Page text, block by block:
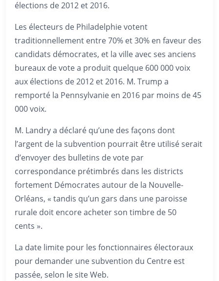
élections de 2012 et 2016.
Les électeurs de Philadelphie votent
traditionnellement entre 70% et 30% en faveur des
candidats démocrates, et la ville avec ses anciens
bureaux de vote a produit quelque 600 000 voix
aux élections de 2012 et 2016. M. Trump a
remporté la Pennsylvanie en 2016 par moins de 45
000 voix.
M. Landry a déclaré qu’une des façons dont
l’argent de la subvention pourrait être utilisé serait
d’envoyer des bulletins de vote par
correspondance prétimbrés dans les districts
fortement Démocrates autour de la Nouvelle-
Orléans, « tandis qu’un gars dans une paroisse
rurale doit encore acheter son timbre de 50
cents ».
La date limite pour les fonctionnaires électoraux
pour demander une subvention du Centre est
passée, selon le site Web.